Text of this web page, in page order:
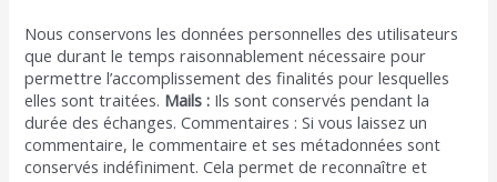
Nous conservons les données personnelles des utilisateurs
que durant le temps raisonnablement nécessaire pour
permettre l’accomplissement des finalités pour lesquelles
elles sont traitées. Mails : Ils sont conservés pendant la
durée des échanges. Commentaires : Si vous laissez un
commentaire, le commentaire et ses métadonnées sont
conservés indéfiniment. Cela permet de reconnaître et